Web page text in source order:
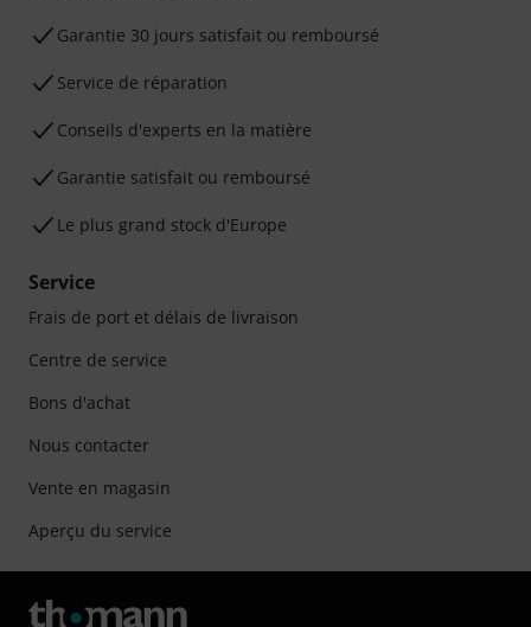
Garantie 30 jours satisfait ou remboursé
Service de réparation
Conseils d'experts en la matière
Garantie satisfait ou remboursé
Le plus grand stock d'Europe
Service
Frais de port et délais de livraison
Centre de service
Bons d'achat
Nous contacter
Vente en magasin
Aperçu du service